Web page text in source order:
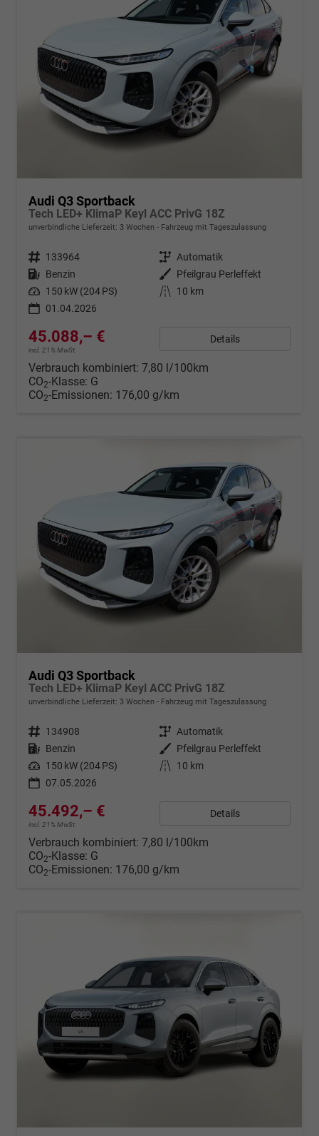
Audi Q3 Sportback
Tech LED+ KlimaP Keyl ACC PrivG 18Z
unverbindliche Lieferzeit: 3 Wochen Fahrzeug mit Tageszulassung
Fahrzeugnr. 133964 Getriebe Automatik
Kraftstoff Benzin Außenfarbe Pfeilgrau Perleffekt
Leistung 150 kW (204 PS) Kilometerstand
10 km
01.04.2026
45.088,– €
incl. 21% MwSt.
Details
Verbrauch kombiniert: 7,80 l/100km
CO2-Klasse: G
CO2-Emissionen: 176,00 g/km
Audi Q3 Sportback
Tech LED+ KlimaP Keyl ACC PrivG 18Z
unverbindliche Lieferzeit: 3 Wochen Fahrzeug mit Tageszulassung
Fahrzeugnr. 134908 Getriebe Automatik
Kraftstoff Benzin Außenfarbe Pfeilgrau Perleffekt
Leistung 150 kW (204 PS) Kilometerstand
10 km
07.05.2026
45.492,– €
incl. 21% MwSt.
Details
Verbrauch kombiniert: 7,80 l/100km
CO2-Klasse: G
CO2-Emissionen: 176,00 g/km